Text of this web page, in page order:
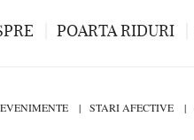
POARTA RIDURI
EVENIMENTE STARI AFECTIVE